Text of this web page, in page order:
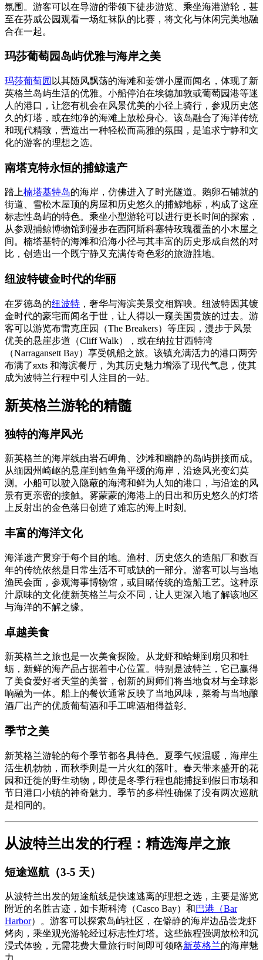
氛围。游客可以在导游的带领下徒步游览、乘坐海港游轮，甚
至在芬威公园观看一场红袜队的比赛，将文化与休闲完美地融
合在一起。
玛莎葡萄园岛屿优雅与海岸之美
玛莎葡萄园 以其随风飘荡的海滩和姜饼小屋而闻名，体现了新
英格兰岛屿生活的优雅。小船停泊在埃德加敦或葡萄园港等迷
人的港口，让您有机会在风景优美的小径上骑行，参观历史悠
久的灯塔，或在纯净的海滩上放松身心。该岛融合了海洋传统
和现代精致，营造出一种轻松而高雅的氛围，是追求宁静和文
化的游客的理想之选。
南塔克特永恒的捕鲸遗产
踏上楠塔基特岛的海岸，仿佛进入了时光隧道。鹅卵石铺就的
街道、雪松木屋顶的房屋和历史悠久的捕鲸地标，构成了这座
标志性岛屿的特色。乘坐小型游轮可以进行更长时间的探索，
从参观捕鲸博物馆到漫步在西阿斯科塞特玫瑰覆盖的小木屋之
间。楠塔基特的海滩和沿海小径与其丰富的历史形成自然的对
比，创造出一个既宁静又充满传奇色彩的旅游胜地。
纽波特镀金时代的华丽
在罗德岛的纽波特 ，奢华与海滨美景交相辉映。纽波特因其镀
金时代的豪宅而闻名于世，让人得以一窥美国贵族的过去。游
客可以游览布雷克庄园（The Breakers）等庄园，漫步于风景
优美的悬崖步道（Cliff Walk），或在纳拉甘西特湾
（Narragansett Bay）享受帆船之旅。该镇充满活力的港口两旁
布满了яхts 和海滨餐厅，为其历史魅力增添了现代气息，使其
成为波特兰行程中引人注目的一站。
新英格兰游轮的精髓
独特的海岸风光
新英格兰的海岸线由岩石岬角、沙滩和幽静的岛屿拼接而成。
从缅因州崎岖的悬崖到鳕鱼角平缓的海岸，沿途风光变幻莫
测。小船可以驶入隐蔽的海湾和鲜为人知的港口，与沿途的风
景有更亲密的接触。雾蒙蒙的海港上的日出和历史悠久的灯塔
上反射出的金色落日创造了难忘的海上时刻。
丰富的海洋文化
海洋遗产贯穿于每个目的地。渔村、历史悠久的造船厂和数百
年的传统依然是日常生活不可或缺的一部分。游客可以与当地
渔民会面，参观海事博物馆，或目睹传统的造船工艺。这种原
汁原味的文化使新英格兰与众不同，让人更深入地了解该地区
与海洋的不解之缘。
卓越美食
新英格兰之旅也是一次美食探险。从龙虾和蛤蜊到扇贝和牡
蛎，新鲜的海产品占据着中心位置。特别是波特兰，它已赢得
了美食爱好者天堂的美誉，创新的厨师们将当地食材与全球影
响融为一体。船上的餐饮通常反映了当地风味，菜肴与当地酿
酒厂出产的优质葡萄酒和手工啤酒相得益彰。
季节之美
新英格兰游轮的每个季节都各具特色。夏季气候温暖，海岸生
活生机勃勃，而秋季则是一片火红的落叶。春天带来盛开的花
园和迁徙的野生动物，即使是冬季行程也能捕捉到假日市场和
节日港口小镇的神奇魅力。季节的多样性确保了没有两次巡航
是相同的。
从波特兰出发的行程：精选海岸之旅
短途巡航（3-5 天）
从波特兰出发的短途航线是快速逃离的理想之选，主要是游览
附近的名胜古迹，如卡斯科湾（Casco Bay）和巴港（Bar
Harbor）。游客可以探索岛屿社区，在僻静的海岸边品尝龙虾
烤肉，乘坐观光游轮经过标志性灯塔。这些旅程强调放松和沉
浸式体验，无需花费大量旅行时间即可领略新英格兰的海岸魅